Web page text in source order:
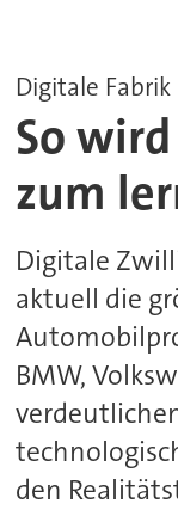
Digitale
So
zum
Digitale
aktuell die
BMW,
den